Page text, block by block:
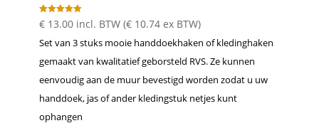
Gewaardeer
d
uit 5
€13.00 incl. BTW (€10.74ex BTW)
Set van 3 stuks mooie handdoekhaken of kledinghaken
gemaakt van kwalitatief geborsteld RVS. Ze kunnen
eenvoudig aan de muur bevestigd worden zodat u uw
handdoek, jas of ander kledingstuk netjes kunt
ophangen